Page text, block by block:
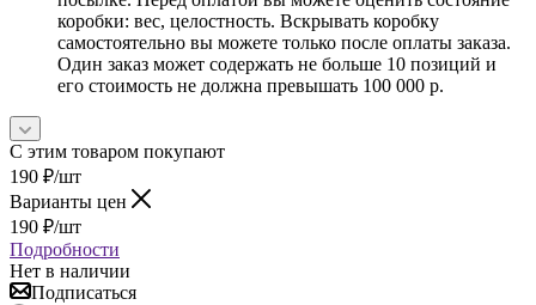
коробки: вес, целостность. Вскрывать коробку
самостоятельно вы можете только после оплаты заказа.
Один заказ может содержать не больше 10 позиций и
его стоимость не должна превышать 100 000 р.
С этим товаром покупают
190 ₽/шт
Варианты цен
190 ₽/шт
Подробности
Нет в наличии
Подписаться